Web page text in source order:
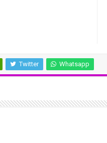
Twitter Whatsapp